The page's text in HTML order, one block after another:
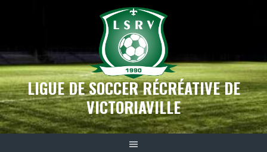
LIGUE DE SOCCER RÉCRÉATIVE DE
VICTORIAVILLE